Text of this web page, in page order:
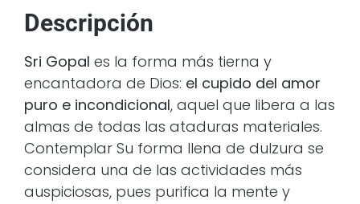
Descripción
Sri Gopal es la forma más tierna y
encantadora de Dios: el cupido del amor
puro e incondicional, aquel que libera a las
almas de todas las ataduras materiales.
Contemplar Su forma llena de dulzura se
considera una de las actividades más
auspiciosas, pues purifica la mente y